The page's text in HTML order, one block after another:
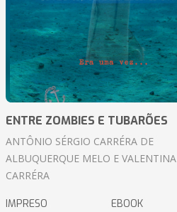
ENTRE ZOMBIES E TUBARÕES
ANTÔNIO SÉRGIO CARRÉRA DE
ALBUQUERQUE MELO E VALENTINA
CARRÉRA
IMPRESO EBOOK